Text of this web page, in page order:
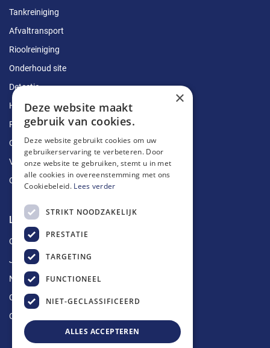
Tankreiniging
Afvaltransport
Rioolreiniging
Onderhoud site
Detectie
Herstellingen
Ruimingen
Ontstoppingen
Vetputten
Ontkalking
Longin Service
Over ons
Jobs
Nieuws
Contact
Offerte aanvragen
×
Deze website maakt
gebruik van cookies.
Deze website gebruikt cookies om uw
gebruikerservaring te verbeteren. Door
onze website te gebruiken, stemt u in met
alle cookies in overeenstemming met ons
Cookiebeleid. Lees verder
STRIKT NOODZAKELIJK
PRESTATIE
TARGETING
FUNCTIONEEL
NIET-GECLASSIFICEERD
ALLES ACCEPTEREN